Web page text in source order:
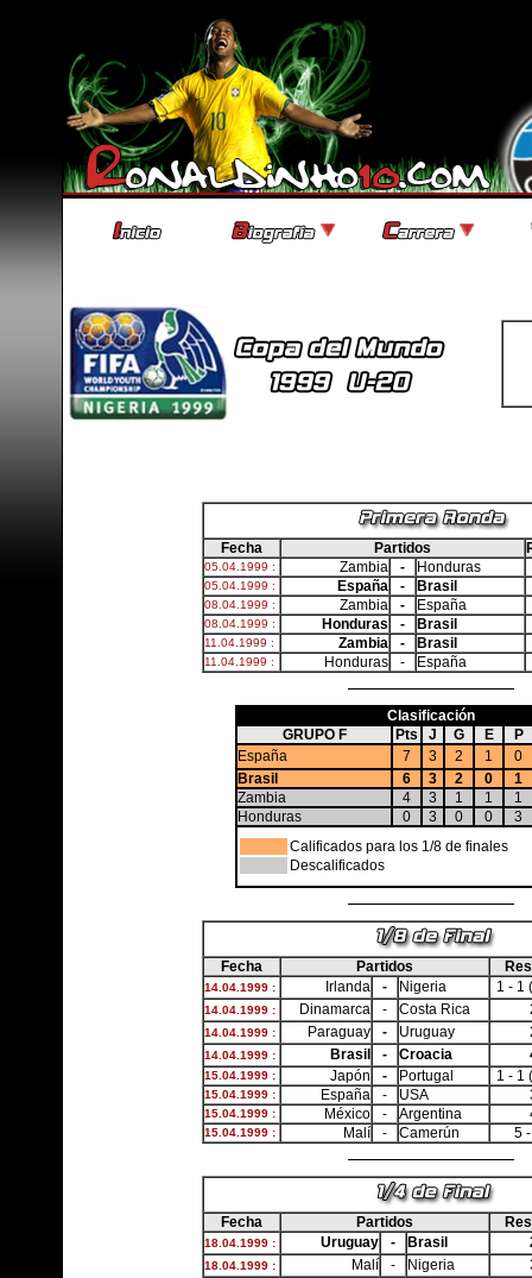
Fecha Partidos
05.04.1999 : Zambia - Honduras
05.04.1999 : España - Brasil
08.04.1999 : Zambia - España
08.04.1999 : Honduras - Brasil
11.04.1999 : Zambia - Brasil
11.04.1999 : Honduras - España
Clasificación
GRUPO F
Pts J G E
P
España
7 3 2 1
0
Brasil
6 3 2 0
1
Zambia
4 3 1 1
1
Honduras
0 3 0 0
3
Calificados para los 1/8 de finales
Descalificados
Fecha Partidos
14.04.1999 : Irlanda - Nigeria 1 - 1
14.04.1999 : Dinamarca - Costa Rica
14.04.1999 : Paraguay - Uruguay
14.04.1999 : Brasil - Croacia
15.04.1999 : Japón - Portugal 1 - 1
15.04.1999 : España - USA
15.04.1999 : México - Argentina
15.04.1999 : Malí - Camerún 5
Fecha Partidos
18.04.1999 : Uruguay - Brasil
18.04.1999 : Malí - Nigeria